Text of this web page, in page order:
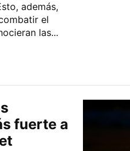
además,
el
las...
fuerte a